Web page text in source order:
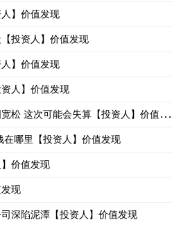
】价值发现
投资人】价值发现
】价值发现
人】价值发现
松 这次可能会失算【投资人】价值发
在哪里【投资人】价值发现
价值发现
现
深陷泥潭【投资人】价值发现